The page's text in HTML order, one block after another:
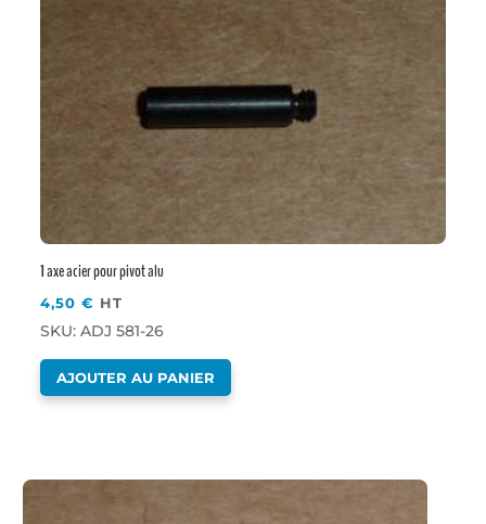
1 axe acier pour pivot alu
4,50€ HT
SKU: ADJ 581-26
AJOUTER AU PANIER